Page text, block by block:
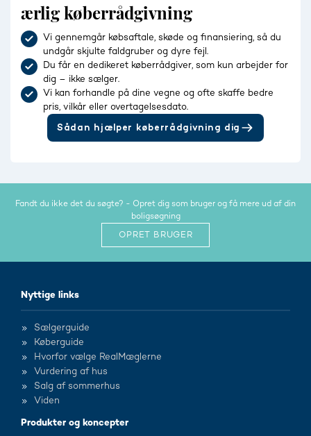
ærlig køberrådgivning
Vi gennemgår købsaftale, skøde og finansiering, så du
undgår skjulte faldgruber og dyre fejl.
Du får en dedikeret køberrådgiver, som kun arbejder for
dig – ikke sælger.
Vi kan forhandle på dine vegne og ofte skaffe bedre
pris, vilkår eller overtagelsesdato.
Sådan hjælper køberrådgivning dig
Fandt du ikke det du søgte? - Opret dig som bruger og få mere ud af din
boligsøgning
OPRET BRUGER
Nyttige links
Sælgerguide
Køberguide
Hvorfor vælge RealMæglerne
Vurdering af hus
Salg af sommerhus
Viden
Produkter og koncepter